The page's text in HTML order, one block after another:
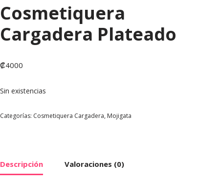
Cosmetiquera
Cargadera Plateado
₡4000
Sin existencias
Categorías: Cosmetiquera Cargadera, Mojigata
Descripción Valoraciones (0)